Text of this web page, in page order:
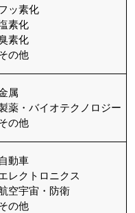
ッ素化
素化
素化
の他
属
薬・バイオテクノロジー
の他
自動車
レクトロニクス
空宇宙・防衛
の他